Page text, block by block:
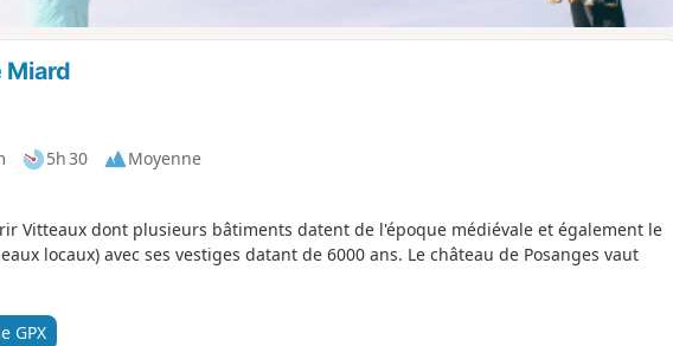
Miard
5h 30
Moyenne
Vitteaux dont plusieurs bâtiments datent de l'époque médiévale et également le
locaux) avec ses vestiges datant de 6000 ans. Le château de Posanges vaut
GPX